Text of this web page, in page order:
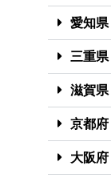
愛知県
三重県
滋賀県
京都府
大阪府